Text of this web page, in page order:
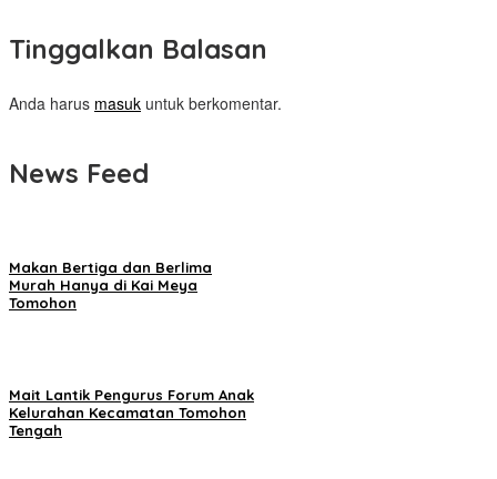
Tinggalkan Balasan
Anda harus masuk untuk berkomentar.
News Feed
Makan Bertiga dan Berlima
Murah Hanya di Kai Meya
Tomohon
Mait Lantik Pengurus Forum Anak
Kelurahan Kecamatan Tomohon
Tengah